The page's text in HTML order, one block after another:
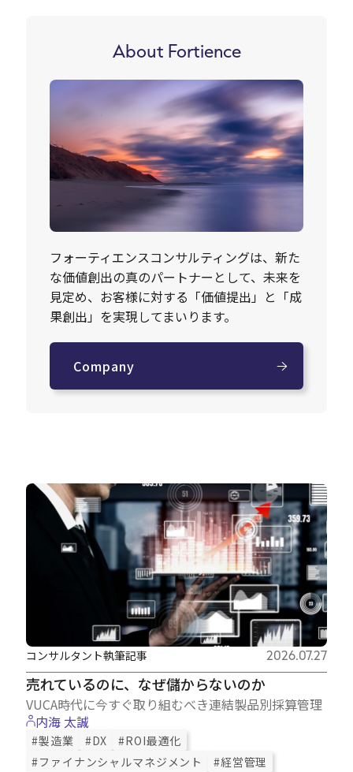
About Fortience
フォーティエンスコンサルティングは、新た
な価値創出の真のパートナーとして、未来を
見定め、お客様に対する「価値提出」と「成
果創出」を実現してまいります。
Company
売れているのに、なぜ儲からないのか
VUCA時代に今すぐ取り組むべき連結製品別採算管理
コンサルタント執筆記事 2026.07.27
内海 太誠
#製造業 #DX
#ROI最適化
#ファイナンシャルマネジメント
#経営管理